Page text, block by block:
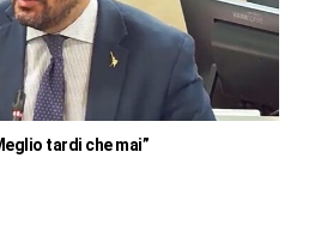
tardi che mai”